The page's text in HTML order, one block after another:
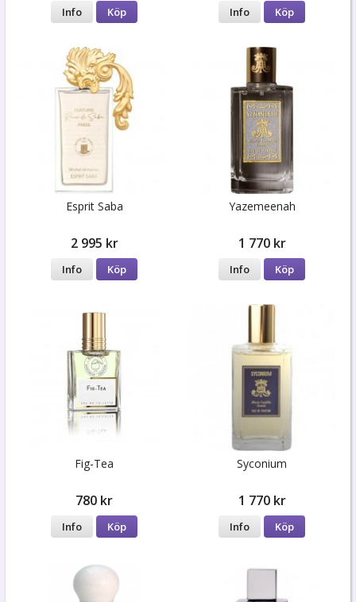
Info Köp Info Köp
Esprit Saba
2 995 kr
Info Köp
Yazemeenah
1 770 kr
Info Köp
Fig-Tea
780 kr
Info Köp
Syconium
1 770 kr
Info Köp